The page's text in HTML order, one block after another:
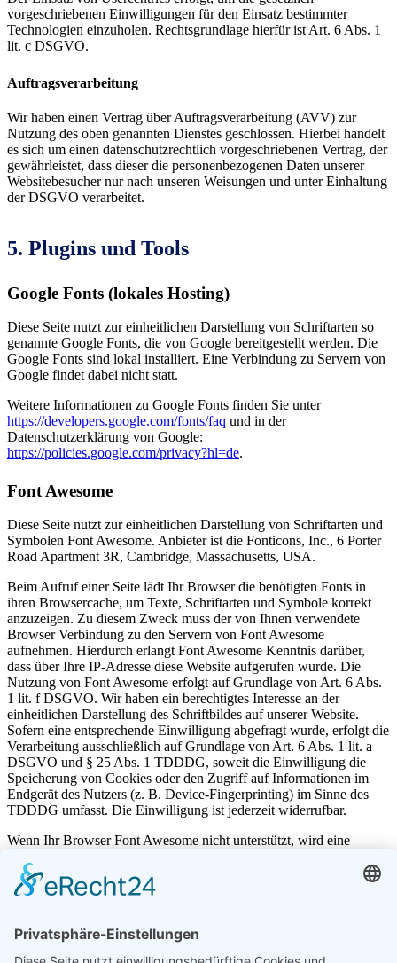
vorgeschriebenen Einwilligungen für den Einsatz bestimmter
Technologien einzuholen. Rechtsgrundlage hierfür ist Art. 6 Abs. 1
lit. c DSGVO.
Auftragsverarbeitung
Wir haben einen Vertrag über Auftragsverarbeitung (AVV) zur
Nutzung des oben genannten Dienstes geschlossen. Hierbei handelt
es sich um einen datenschutzrechtlich vorgeschriebenen Vertrag, der
gewährleistet, dass dieser die personenbezogenen Daten unserer
Websitebesucher nur nach unseren Weisungen und unter Einhaltung
der DSGVO verarbeitet.
5. Plugins und Tools
Google Fonts (lokales Hosting)
Diese Seite nutzt zur einheitlichen Darstellung von Schriftarten so
genannte Google Fonts, die von Google bereitgestellt werden. Die
Google Fonts sind lokal installiert. Eine Verbindung zu Servern von
Google findet dabei nicht statt.
Weitere Informationen zu Google Fonts finden Sie unter
https://developers.google.com/fonts/faq und in der
Datenschutzerklärung von Google:
https://policies.google.com/privacy?hl=de.
Font Awesome
Diese Seite nutzt zur einheitlichen Darstellung von Schriftarten und
Symbolen Font Awesome. Anbieter ist die Fonticons, Inc., 6 Porter
Road Apartment 3R, Cambridge, Massachusetts, USA.
Beim Aufruf einer Seite lädt Ihr Browser die benötigten Fonts in
ihren Browsercache, um Texte, Schriftarten und Symbole korrekt
anzuzeigen. Zu diesem Zweck muss der von Ihnen verwendete
Browser Verbindung zu den Servern von Font Awesome
aufnehmen. Hierdurch erlangt Font Awesome Kenntnis darüber,
dass über Ihre IP-Adresse diese Website aufgerufen wurde. Die
Nutzung von Font Awesome erfolgt auf Grundlage von Art. 6 Abs.
1 lit. f DSGVO. Wir haben ein berechtigtes Interesse an der
einheitlichen Darstellung des Schriftbildes auf unserer Website.
Sofern eine entsprechende Einwilligung abgefragt wurde, erfolgt die
Verarbeitung ausschließlich auf Grundlage von Art. 6 Abs. 1 lit. a
DSGVO und § 25 Abs. 1 TDDDG, soweit die Einwilligung die
Speicherung von Cookies oder den Zugriff auf Informationen im
Endgerät des Nutzers (z. B. Device-Fingerprinting) im Sinne des
TDDDG umfasst. Die Einwilligung ist jederzeit widerrufbar.
Wenn Ihr Browser Font Awesome nicht unterstützt, wird eine
Weitere Informationen zu Font Awesome finden Sie und in der